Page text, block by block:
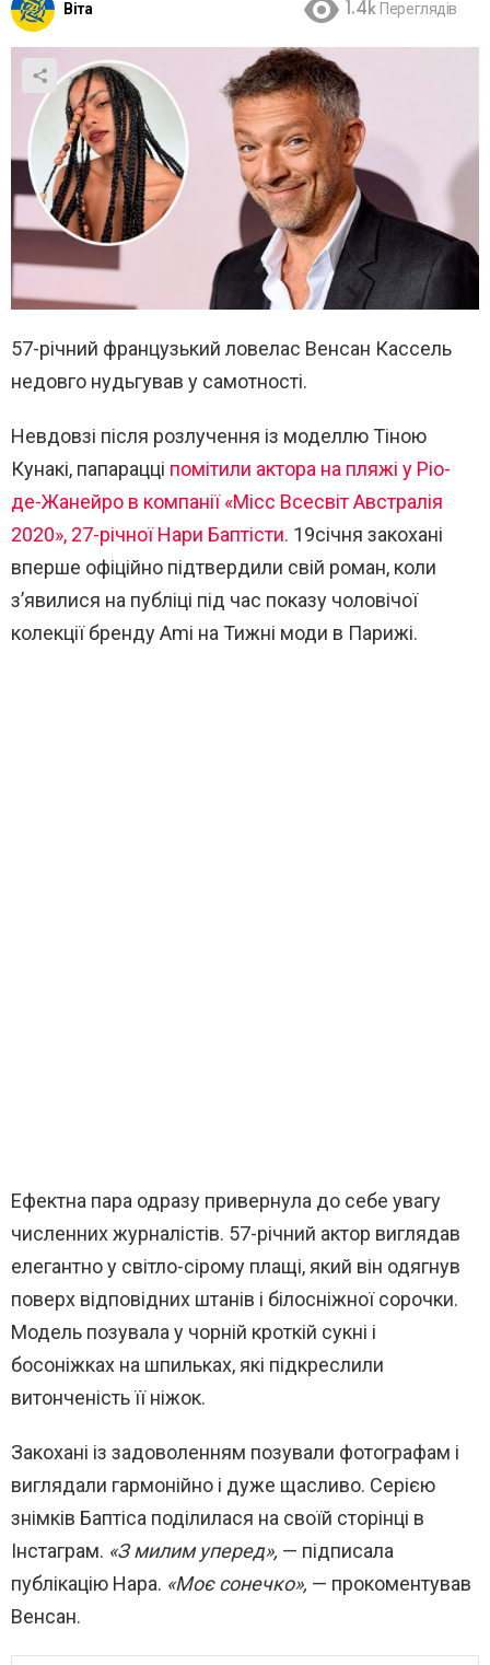
Віта 1.4k Переглядів
57-річний французький ловелас Венсан Кассель
недовго нудьгував у самотності.
Невдовзі після розлучення із моделлю Тіною
Кунакі, папарацці помітили актора на пляжі у Ріо-
де-Жанейро в компанії «Місс Всесвіт Австралія
2020», 27-річної Нари Баптісти. 19січня закохані
вперше офіційно підтвердили свій роман, коли
з’явилися на публіці під час показу чоловічої
колекції бренду Ami на Тижні моди в Парижі.
Ефектна пара одразу привернула до себе увагу
численних журналістів. 57-річний актор виглядав
елегантно у світло-сірому плащі, який він одягнув
поверх відповідних штанів і білосніжної сорочки.
Модель позувала у чорній кроткій сукні і
босоніжках на шпильках, які підкреслили
витонченість її ніжок.
Закохані із задоволенням позували фотографам і
виглядали гармонійно і дуже щасливо. Серією
знімків Баптіса поділилася на своїй сторінці в
Інстаграм. «З милим уперед», — підписала
публікацію Нара. «Моє сонечко», — прокоментував
Венсан.